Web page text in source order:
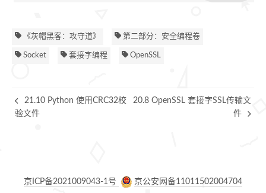
《灰帽黑客：攻守道》 第二部分：安全编程卷
Socket 套接字编程 OpenSSL
21.10 Python 使用CRC32校
验文件
20.8 OpenSSL 套接字SSL传输文
件
京ICP备2021009043-1号 京公安网备11011502004704